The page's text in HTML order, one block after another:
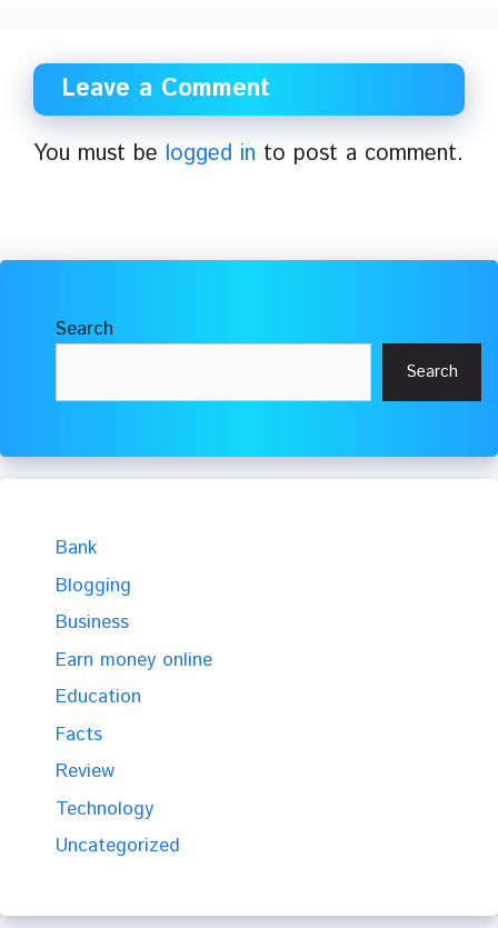
Leave a Comment
You must be logged in to post a comment.
Search
Search
Bank
Blogging
Business
Earn money online
Education
Facts
Review
Technology
Uncategorized